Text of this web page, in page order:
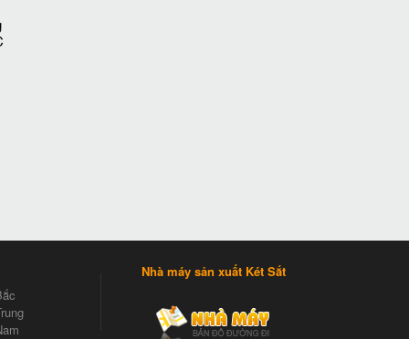
Nhà máy sản xuất Két Sắt